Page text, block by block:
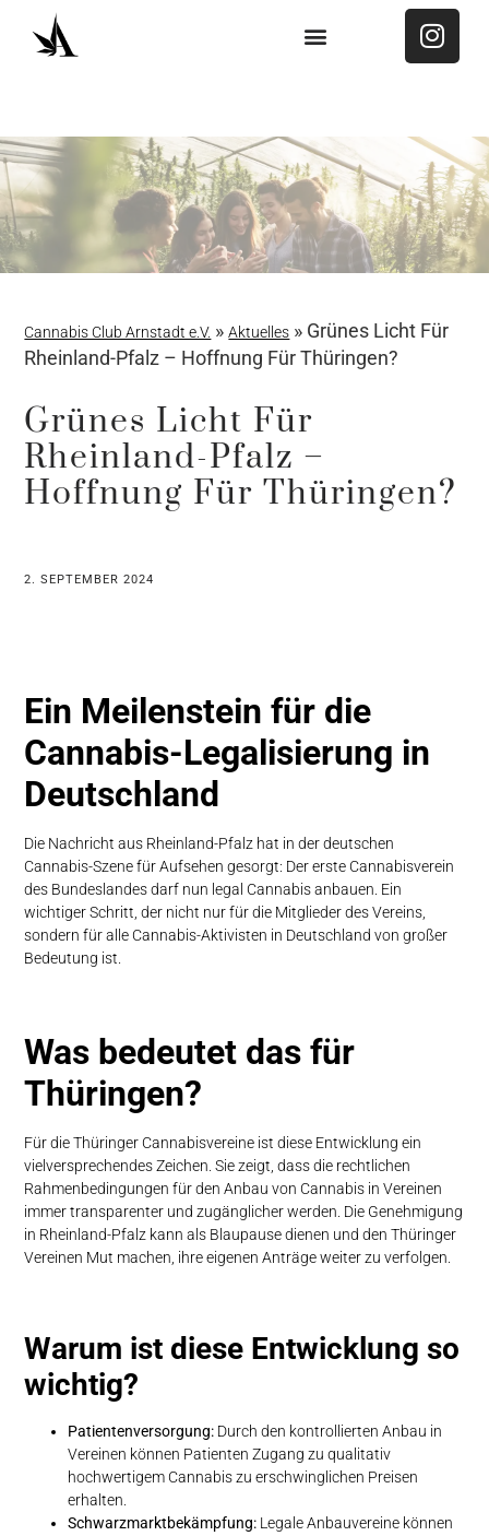
Cannabis Club Arnstadt e.V. »Aktuelles » Grünes Licht Für
Rheinland-Pfalz – Hoffnung Für Thüringen?
Grünes Licht Für
Rheinland-Pfalz –
Hoffnung Für Thüringen?
2. SEPTEMBER 2024
Ein Meilenstein für die
Cannabis-Legalisierung in
Deutschland
Die Nachricht aus Rheinland-Pfalz hat in der deutschen
Cannabis-Szene für Aufsehen gesorgt: Der erste Cannabisverein
des Bundeslandes darf nun legal Cannabis anbauen. Ein
wichtiger Schritt, der nicht nur für die Mitglieder des Vereins,
sondern für alle Cannabis-Aktivisten in Deutschland von großer
Bedeutung ist.
Was bedeutet das für
Thüringen?
Für die Thüringer Cannabisvereine ist diese Entwicklung ein
vielversprechendes Zeichen. Sie zeigt, dass die rechtlichen
Rahmenbedingungen für den Anbau von Cannabis in Vereinen
immer transparenter und zugänglicher werden. Die Genehmigung
in Rheinland-Pfalz kann als Blaupause dienen und den Thüringer
Vereinen Mut machen, ihre eigenen Anträge weiter zu verfolgen.
Warum ist diese Entwicklung so
wichtig?
Patientenversorgung: Durch den kontrollierten Anbau in
Vereinen können Patienten Zugang zu qualitativ
hochwertigem Cannabis zu erschwinglichen Preisen
erhalten.
Schwarzmarktbekämpfung: Legale Anbauvereine können